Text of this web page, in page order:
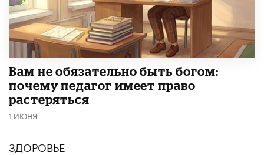
​Вам не обязательно быть богом:
почему педагог имеет право
растеряться
1 ИЮНЯ
ЗДОРОВЬЕ